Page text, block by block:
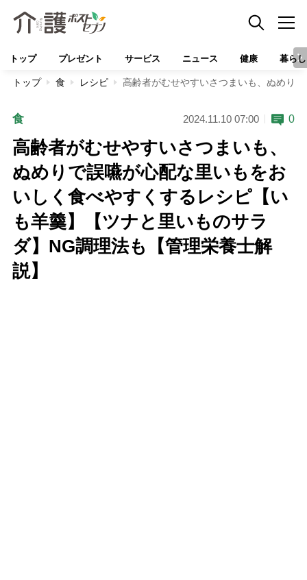
トップ プレゼント サービス ニュース 健康 暮らし
トップ 食 レシピ 高齢者がむせやすいさつまいも、ぬめり
食 2024.11.10 07:00 0
高齢者がむせやすいさつまいも、
ぬめりで誤嚥が心配な里いもをお
いしく食べやすくするレシピ【い
も羊羹】【ツナと里いものサラ
ダ】NG調理法も【管理栄養士解
説】